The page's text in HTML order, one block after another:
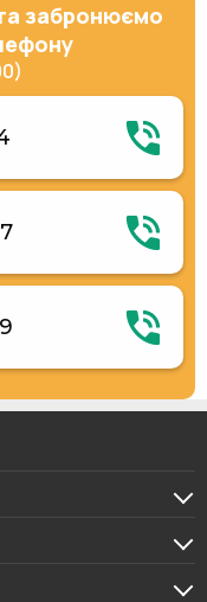
забронюємо